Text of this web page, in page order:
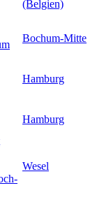
(Belgien)
Bochum-Mitte
Hamburg
Hamburg
Wesel